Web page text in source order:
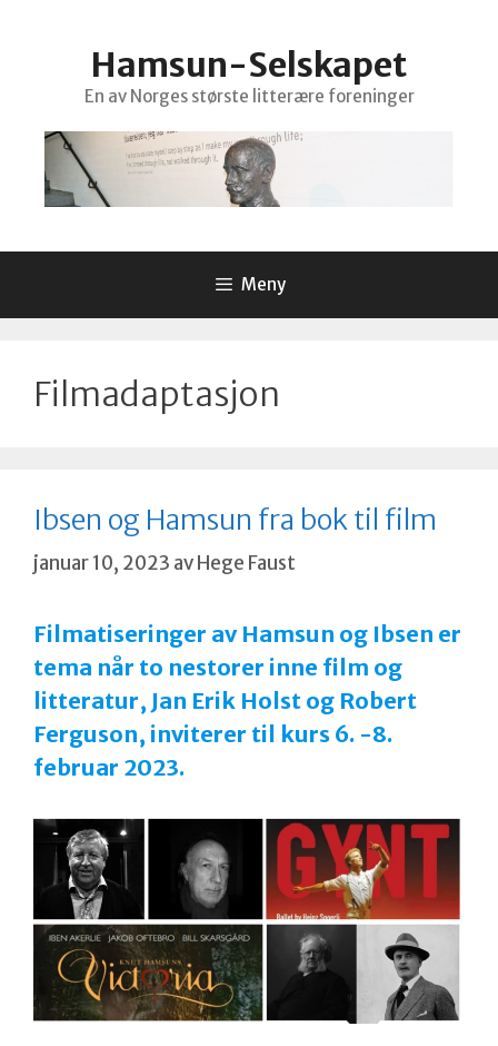
Hamsun-Selskapet
En av Norges største litterære foreninger
Meny
Filmadaptasjon
Ibsen og Hamsun fra bok til film
januar 10, 2023 avHege Faust
Filmatiseringer av Hamsun og Ibsen er
tema når to nestorer inne film og
litteratur, Jan Erik Holst og Robert
Ferguson, inviterer til kurs 6. -8.
februar 2023.